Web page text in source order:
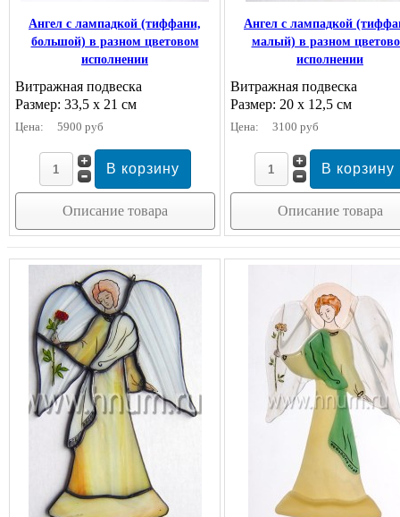
Ангел с лампадкой (тиффани,
большой) в разном цветовом
исполнении
Витражная подвеска
Размер: 33,5 х 21 см
Цена: 5900 руб
Описание товара
Ангел с лампадкой
малый) в разном
исполнении
Витражная подвеска
Размер: 20 х 12,5 см
Цена: 3100 руб
Описание товара